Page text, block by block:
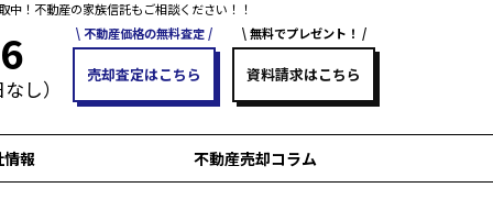
！不動産の家族信託もご相談ください！！
し）
不動産価格の無料査定
売却査定はこちら
無料でプレゼント！
資料請求はこちら
情報 不動産売却コラム